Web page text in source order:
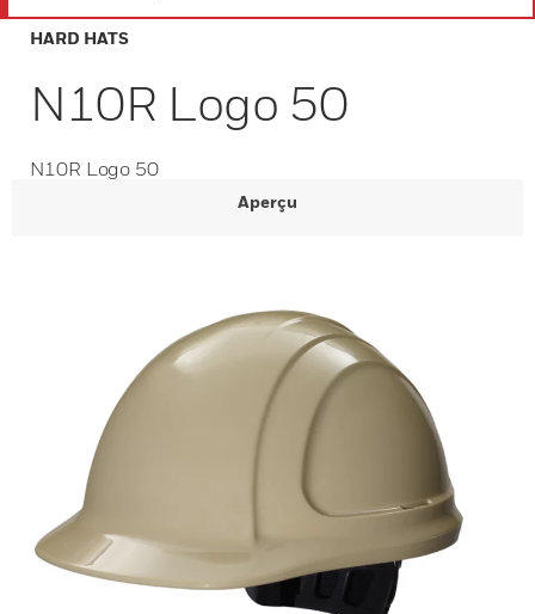
HARD HATS
N10R Logo 50
N10R Logo 50
Aperçu